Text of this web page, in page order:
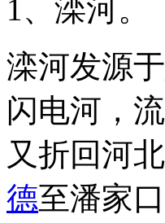
1、滦河。
滦河发源于
闪电河，
又折回河
德至潘家